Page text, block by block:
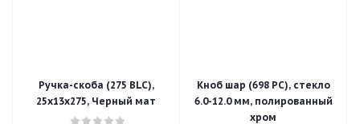
Ручка-скоба (275 BLC),
25х13х275, Черный мат
Кноб шар (698 PC), стекло
6.0-12.0 мм, полированный
хром